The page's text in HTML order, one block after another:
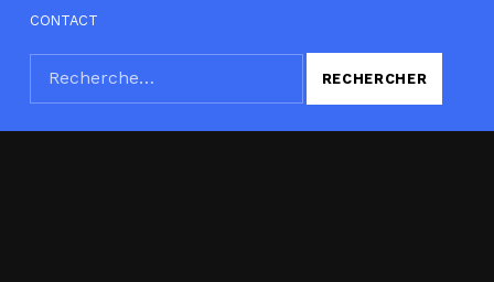
CONTACT
SEARCH THE SITE
Rechercher :